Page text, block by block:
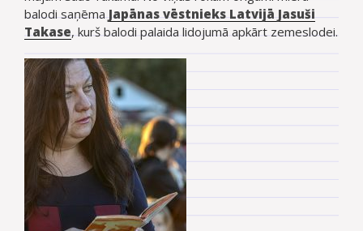
balodi saņēma Japānas vēstnieks Latvijā Jasuši
Takase, kurš balodi palaida lidojumā apkārt zemeslodei.